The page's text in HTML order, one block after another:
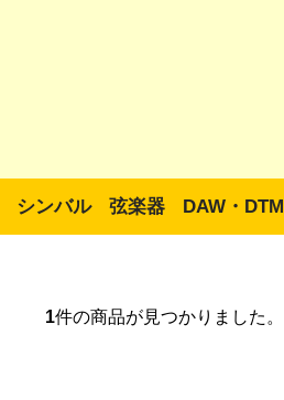
シンバル 弦楽器 DAW・DTM
1件の商品が見つかりました。